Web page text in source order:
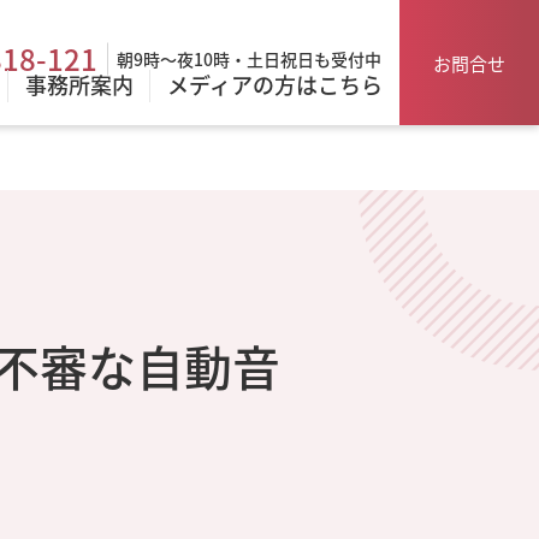
121 朝9時～夜10時・土日祝日も受付中
事務所案内 メディアの方はこちら
お問合せ
審な自動音